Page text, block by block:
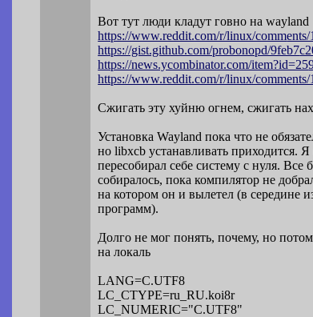
Вот тут люди кладут говно на wayland
https://www.reddit.com/r/linux/comm
https://gist.github.com/probonopd/9feb7
https://news.ycombinator.com/item?id=25
https://www.reddit.com/r/linux/comm
Сжигать эту хуйню огнем, сжигать
Установка Wayland пока что не
но libxcb устанавливать приходится.
пересобирал себе систему с нуля. Все
собиралось, пока компилятор не
на котором он и вылетел (в середине
программ).
Долго не мог понять, почему, но
на локаль
LANG=C.UTF8
LC_CTYPE=ru_RU.koi8r
LC_NUMERIC="C.UTF8"